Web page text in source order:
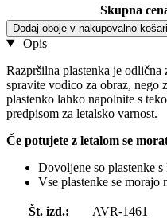
Skupna
Dodaj oboje v nakupovalno
Opis
Razpršilna plastenka je
spravite vodico za obraz, nego
plastenko lahko napolnite s
predpisom za letalsko varnost.
Če potujete z letalom se
Dovoljene so plastenke
Vse plastenke se
Št. izd.:
AVR-1461